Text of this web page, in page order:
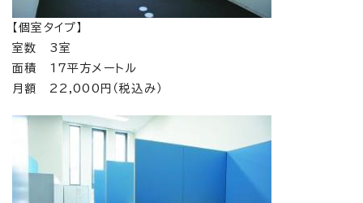
【個室タイプ】
室数 3室
面積 17平方メートル
月額 22,000円（税込み）